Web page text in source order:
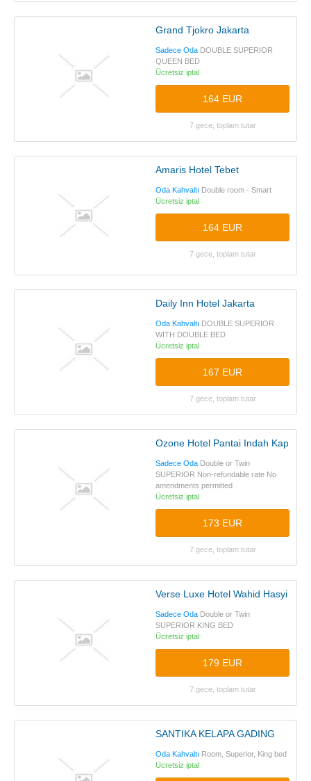
Grand Tjokro Jakarta
Sadece Oda DOUBLE SUPERIOR
QUEEN BED
Ücretsiz iptal
164 EUR
7 gece, toplam tutar
Amaris Hotel Tebet
Oda Kahvaltı Double room - Smart
Ücretsiz iptal
164 EUR
7 gece, toplam tutar
Daily Inn Hotel Jakarta
Oda Kahvaltı DOUBLE SUPERIOR
WITH DOUBLE BED
Ücretsiz iptal
167 EUR
7 gece, toplam tutar
Ozone Hotel Pantai Indah Kapuk
Sadece Oda Double or Twin
SUPERIOR Non-refundable rate No
amendments permitted
Ücretsiz iptal
173 EUR
7 gece, toplam tutar
Verse Luxe Hotel Wahid Hasyim
Sadece Oda Double or Twin
SUPERIOR KING BED
Ücretsiz iptal
179 EUR
7 gece, toplam tutar
SANTIKA KELAPA GADING
Oda Kahvaltı Room, Superior, King bed
Ücretsiz iptal